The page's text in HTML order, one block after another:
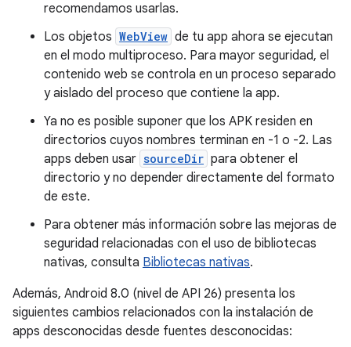
recomendamos usarlas.
Los objetos WebView de tu app ahora se ejecutan
en el modo multiproceso. Para mayor seguridad, el
contenido web se controla en un proceso separado
y aislado del proceso que contiene la app.
Ya no es posible suponer que los APK residen en
directorios cuyos nombres terminan en -1 o -2. Las
apps deben usar sourceDir para obtener el
directorio y no depender directamente del formato
de este.
Para obtener más información sobre las mejoras de
seguridad relacionadas con el uso de bibliotecas
nativas, consulta Bibliotecas nativas.
Además, Android 8.0 (nivel de API 26) presenta los
siguientes cambios relacionados con la instalación de
apps desconocidas desde fuentes desconocidas: